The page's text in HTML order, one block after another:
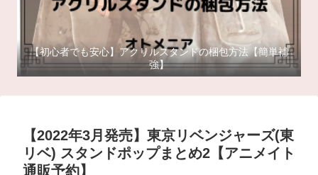
【初心者でも安心】アクリルスタンドの梱包方法【簡単補
強】
【2022年3月発売】東京リベンジャーズ(東
リベ) スタンドポップまとめ2【アニメイト
通販予約】